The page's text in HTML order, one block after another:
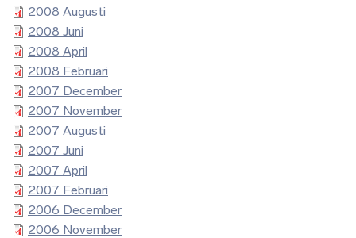
2008 Augusti
2008 Juni
2008 April
2008 Februari
2007 December
2007 November
2007 Augusti
2007 Juni
2007 April
2007 Februari
2006 December
2006 November